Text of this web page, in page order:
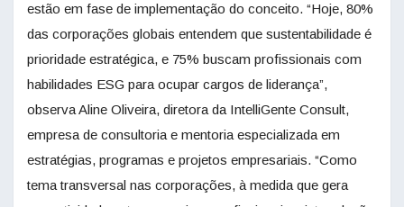
estão em fase de implementação do conceito. “Hoje, 80%
das corporações globais entendem que sustentabilidade é
prioridade estratégica, e 75% buscam profissionais com
habilidades ESG para ocupar cargos de liderança”,
observa Aline Oliveira, diretora da IntelliGente Consult,
empresa de consultoria e mentoria especializada em
estratégias, programas e projetos empresariais. “Como
tema transversal nas corporações, à medida que gera